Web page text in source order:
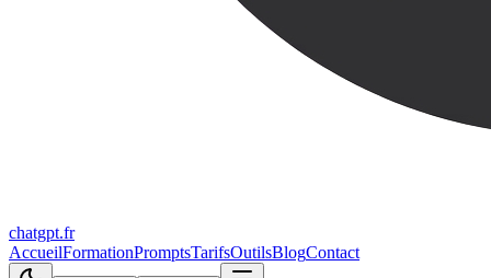
chatgpt.fr
AccueilFormationPromptsTarifsOutilsBlogContact